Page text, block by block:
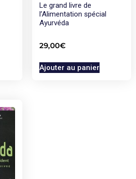
Le grand livre de
l’Alimentation spécial
Ayurvéda
29,00€
Ajouter au panier